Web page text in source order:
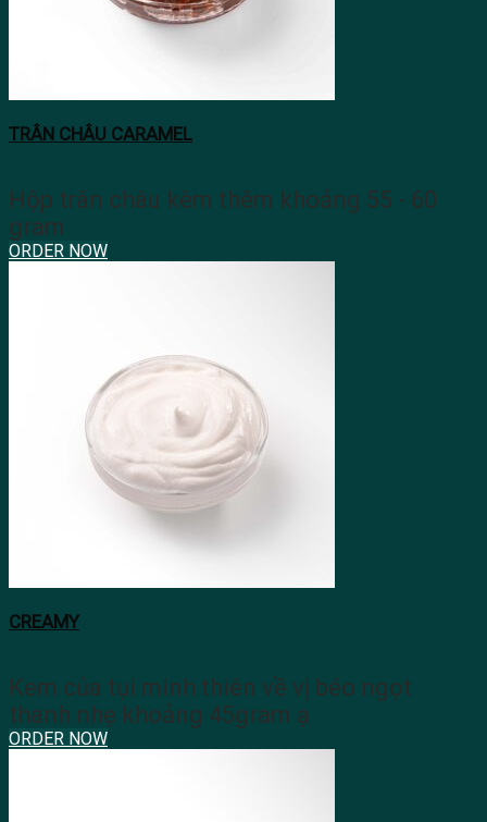
TRÂN CHÂU CARAMEL
Hộp trân châu kèm thêm khoảng 55 - 60
gram
ORDER NOW
CREAMY
Kem của tụi minh thiên về vị béo ngọt
thanh nhẹ khoảng 45gram ạ
ORDER NOW